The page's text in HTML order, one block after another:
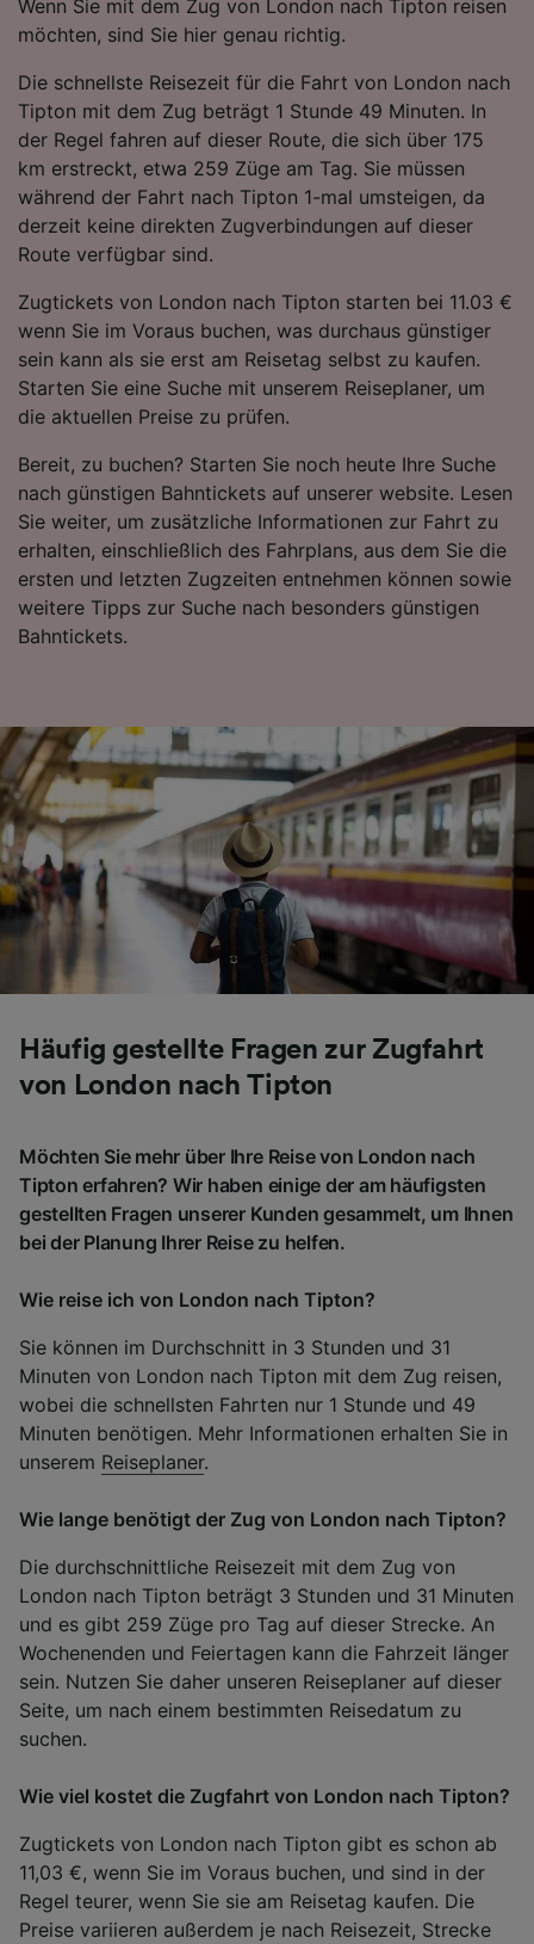
Wenn Sie mit dem Zug von London nach Tipton reisen
möchten, sind Sie hier genau richtig.
Die schnellste Reisezeit für die Fahrt von London nach
Tipton mit dem Zug beträgt 1 Stunde 49 Minuten. In
der Regel fahren auf dieser Route, die sich über 175
km erstreckt, etwa 259 Züge am Tag. Sie müssen
während der Fahrt nach Tipton 1-mal umsteigen, da
derzeit keine direkten Zugverbindungen auf dieser
Route verfügbar sind.
Zugtickets von London nach Tipton starten bei 11.03 €
wenn Sie im Voraus buchen, was durchaus günstiger
sein kann als sie erst am Reisetag selbst zu kaufen.
Starten Sie eine Suche mit unserem Reiseplaner, um
die aktuellen Preise zu prüfen.
Bereit, zu buchen? Starten Sie noch heute Ihre Suche
nach günstigen Bahntickets auf unserer website. Lesen
Sie weiter, um zusätzliche Informationen zur Fahrt zu
erhalten, einschließlich des Fahrplans, aus dem Sie die
ersten und letzten Zugzeiten entnehmen können sowie
weitere Tipps zur Suche nach besonders günstigen
Bahntickets.
Häufig gestellte Fragen zur Zugfahrt
von London nach Tipton
Möchten Sie mehr über Ihre Reise von London nach
Tipton erfahren? Wir haben einige der am häufigsten
gestellten Fragen unserer Kunden gesammelt, um Ihnen
bei der Planung Ihrer Reise zu helfen.
Wie reise ich von London nach Tipton?
Sie können im Durchschnitt in 3 Stunden und 31
Minuten von London nach Tipton mit dem Zug reisen,
wobei die schnellsten Fahrten nur 1 Stunde und 49
Minuten benötigen. Mehr Informationen erhalten Sie in
unserem Reiseplaner.
Wie lange benötigt der Zug von London nach Tipton?
Die durchschnittliche Reisezeit mit dem Zug von
London nach Tipton beträgt 3 Stunden und 31 Minuten
und es gibt 259 Züge pro Tag auf dieser Strecke. An
Wochenenden und Feiertagen kann die Fahrzeit länger
sein. Nutzen Sie daher unseren Reiseplaner auf dieser
Seite, um nach einem bestimmten Reisedatum zu
suchen.
Wie viel kostet die Zugfahrt von London nach Tipton?
Zugtickets von London nach Tipton gibt es schon ab
11,03 €, wenn Sie im Voraus buchen, und sind in der
Regel teurer, wenn Sie sie am Reisetag kaufen. Die
Preise variieren außerdem je nach Reisezeit, Strecke